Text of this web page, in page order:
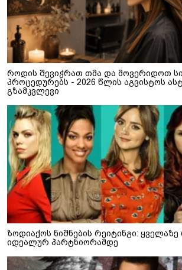
როდის შევიჭრათ თმა და მოვერიდოთ
პროცედურებს - 2026 წლის აგვისტოს
გზამკვლევი
ზოდიაქოს ნიშნების რეიტინგი:
იდეალურ პარტნიორამდე